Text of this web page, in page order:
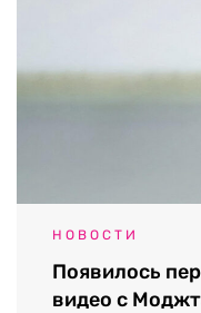
НОВОСТИ
Появилось
видео с